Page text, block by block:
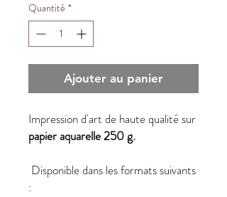
Quantité *
Ajouter au panier
Impression d'art de haute qualité sur
papier aquarelle 250 g.
Disponible dans les formats suivants
: